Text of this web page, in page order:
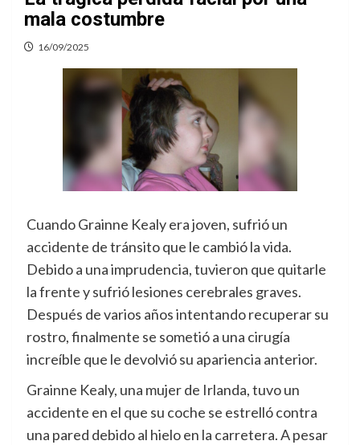
mala costumbre
16/09/2025
Cuando Grainne Kealy era joven, sufrió un
accidente de tránsito que le cambió la vida.
Debido a una imprudencia, tuvieron que quitarle
la frente y sufrió lesiones cerebrales graves.
Después de varios años intentando recuperar su
rostro, finalmente se sometió a una cirugía
increíble que le devolvió su apariencia anterior.
Grainne Kealy, una mujer de Irlanda, tuvo un
accidente en el que su coche se estrelló contra
una pared debido al hielo en la carretera. A pesar